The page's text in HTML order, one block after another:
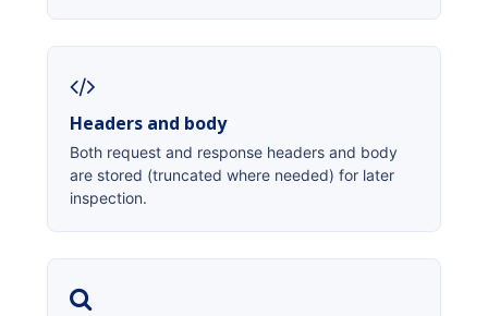
Headers and body
Both request and response headers and body
are stored (truncated where needed) for later
inspection.